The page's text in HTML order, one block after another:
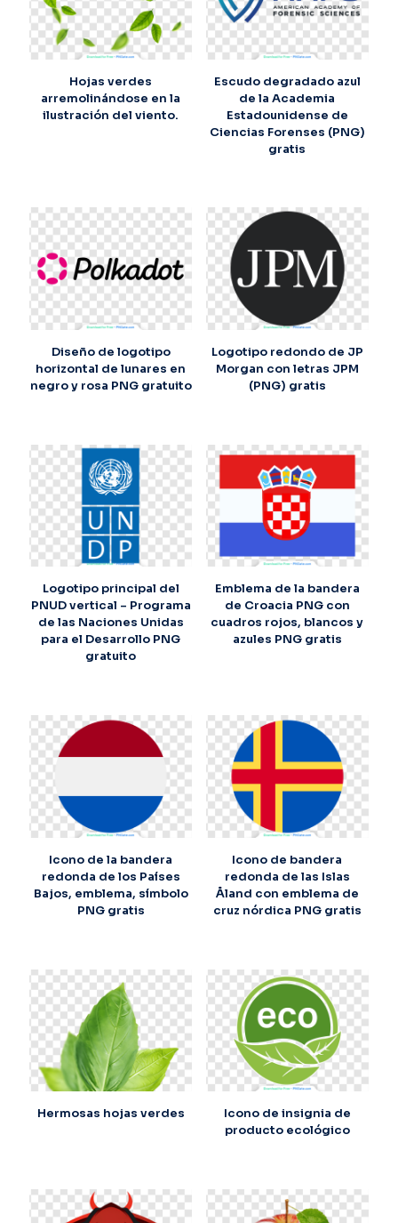
Hojas verdes
arremolinándose en la
ilustración del viento.
Escudo degradado azul
de la Academia
Estadounidense de
Ciencias Forenses (PNG)
gratis
Diseño de logotipo
horizontal de lunares en
negro y rosa PNG gratuito
Logotipo redondo de JP
Morgan con letras JPM
(PNG) gratis
Logotipo principal del
PNUD vertical – Programa
de las Naciones Unidas
para el Desarrollo PNG
gratuito
Emblema de la bandera
de Croacia PNG con
cuadros rojos, blancos y
azules PNG gratis
Icono de la bandera
redonda de los Países
Bajos, emblema, símbolo
PNG gratis
Icono de bandera
redonda de las Islas
Åland con emblema de
cruz nórdica PNG gratis
Hermosas hojas verdes
Icono de insignia de
producto ecológico